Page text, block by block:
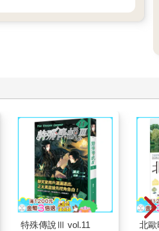
那些想法寫下來是為了練文筆，可不
心你的精神狀況了。」他以責怪的神
豫起來。我真的懷疑自己是不是精神
乾脆去一趟海邊吧！如果那顆愛心不
再也不提這件事了。可是假如愛心還
咱們去海邊瞧瞧。」
特殊傳說Ⅲ vol.11
北